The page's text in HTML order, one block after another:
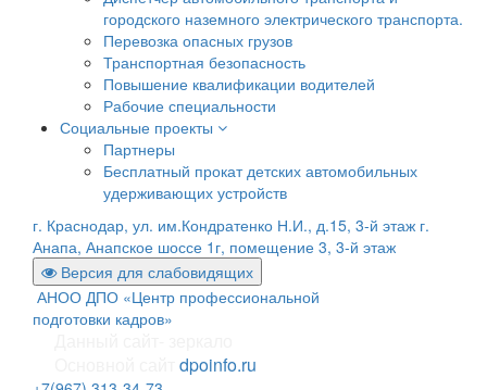
городского наземного электрического транспорта.
Перевозка опасных грузов
Транспортная безопасность
Повышение квалификации водителей
Рабочие специальности
Социальные проекты
Партнеры
Бесплатный прокат детских автомобильных
удерживающих устройств
г. Краснодар, ул. им.Кондратенко Н.И., д.15, 3-й этаж г.
Анапа, Анапское шоссе 1г, помещение 3, 3-й этаж
Версия для слабовидящих
АНОО ДПО «Центр профессиональной
подготовки кадров»
dpoinfo.ru